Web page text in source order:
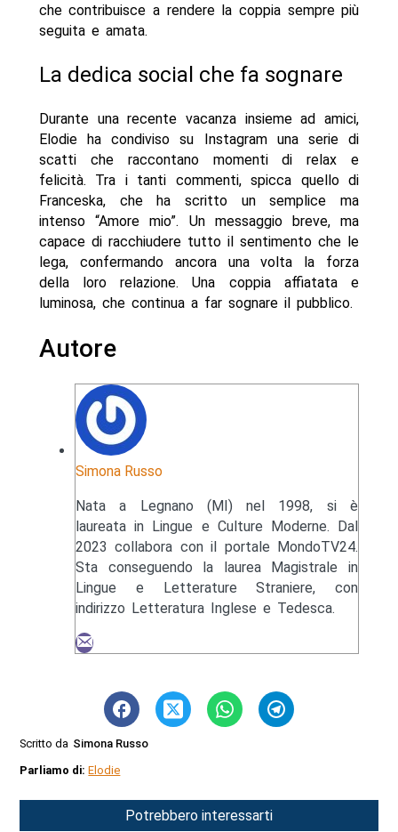
che contribuisce a rendere la coppia sempre più
seguita e amata.
La dedica social che fa sognare
Durante una recente vacanza insieme ad amici,
Elodie ha condiviso su Instagram una serie di
scatti che raccontano momenti di relax e
felicità. Tra i tanti commenti, spicca quello di
Franceska, che ha scritto un semplice ma
intenso “Amore mio”. Un messaggio breve, ma
capace di racchiudere tutto il sentimento che le
lega, confermando ancora una volta la forza
della loro relazione. Una coppia affiatata e
luminosa, che continua a far sognare il pubblico.
Autore
Simona Russo
Nata a Legnano (MI) nel 1998, si è
laureata in Lingue e Culture Moderne. Dal
2023 collabora con il portale MondoTV24.
Sta conseguendo la laurea Magistrale in
Lingue e Letterature Straniere, con
indirizzo Letteratura Inglese e Tedesca.
Scritto da Simona Russo
Parliamo di:Elodie
Potrebbero interessarti